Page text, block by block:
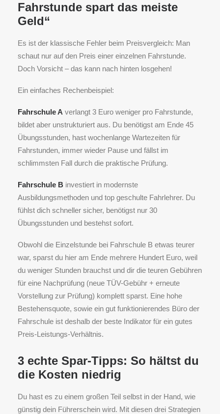
Fahrstunde spart das meiste
Geld“
Es ist der klassische Fehler beim Preisvergleich: Man
schaut nur auf den Preis einer einzelnen Fahrstunde.
Doch Vorsicht – das kann nach hinten losgehen!
Ein einfaches Rechenbeispiel:
Fahrschule A verlangt 3 Euro weniger pro Fahrstunde,
bildet aber unstrukturiert aus. Du benötigst am Ende 45
Übungsstunden, hast wochenlange Wartezeiten für
Fahrstunden, immer wieder Pause und fällst im
schlimmsten Fall durch die praktische Prüfung.
Fahrschule B investiert in modernste
Ausbildungsmethoden und top geschulte Fahrlehrer. Du
fühlst dich schneller sicher, benötigst nur 30
Übungsstunden und bestehst sofort.
Obwohl die Einzelstunde bei Fahrschule B etwas teurer
war, sparst du hier am Ende mehrere Hundert Euro, weil
du weniger Stunden brauchst und dir die teuren Gebühren
für eine Nachprüfung (neue TÜV-Gebühr + erneute
Vorstellung zur Prüfung) komplett sparst. Eine hohe
Bestehensquote, sowie ein gut funktionierendes Büro der
Fahrschule ist deshalb der beste Indikator für ein gutes
Preis-Leistungs-Verhältnis.
3 echte Spar-Tipps: So hältst du
die Kosten niedrig
Du hast es zu einem großen Teil selbst in der Hand, wie
günstig dein Führerschein wird. Mit diesen drei Strategien